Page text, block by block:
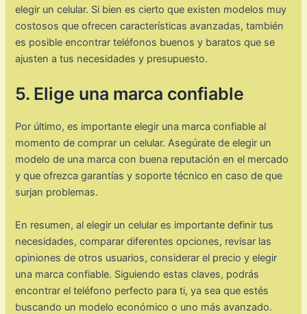
elegir un celular. Si bien es cierto que existen modelos muy
costosos que ofrecen características avanzadas, también
es posible encontrar teléfonos buenos y baratos que se
ajusten a tus necesidades y presupuesto.
5. Elige una marca confiable
Por último, es importante elegir una marca confiable al
momento de comprar un celular. Asegúrate de elegir un
modelo de una marca con buena reputación en el mercado
y que ofrezca garantías y soporte técnico en caso de que
surjan problemas.
En resumen, al elegir un celular es importante definir tus
necesidades, comparar diferentes opciones, revisar las
opiniones de otros usuarios, considerar el precio y elegir
una marca confiable. Siguiendo estas claves, podrás
encontrar el teléfono perfecto para ti, ya sea que estés
buscando un modelo económico o uno más avanzado.